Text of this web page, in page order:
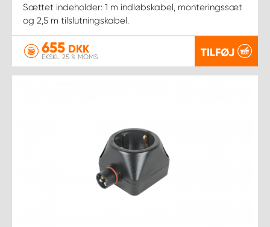
Sættet indeholder: 1 m indløbskabel, monteringssæt
og 2,5 m tilslutningskabel.
655 DKK
EKSKL. 25 % MOMS TILFØJ